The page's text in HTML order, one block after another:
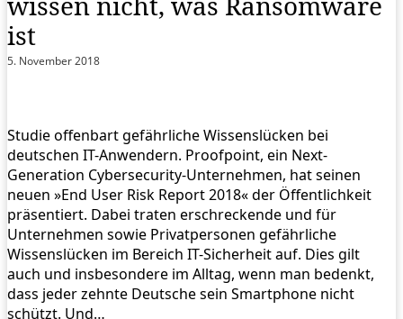
ist
5. November 2018
Studie offenbart gefährliche Wissenslücken bei
deutschen IT-Anwendern. Proofpoint, ein Next-
Generation Cybersecurity-Unternehmen, hat seinen
neuen »End User Risk Report 2018« der Öffentlichkeit
präsentiert. Dabei traten erschreckende und für
Unternehmen sowie Privatpersonen gefährliche
Wissenslücken im Bereich IT-Sicherheit auf. Dies gilt
auch und insbesondere im Alltag, wenn man bedenkt,
dass jeder zehnte Deutsche sein Smartphone nicht
schützt. Und…